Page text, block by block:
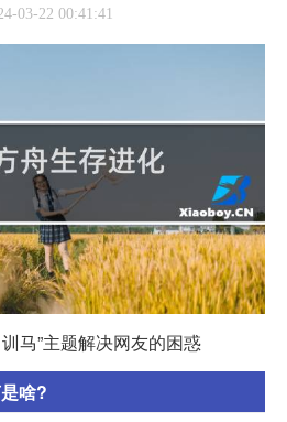
03-22 00:41:41
马”主题解决网友的困惑
啥?